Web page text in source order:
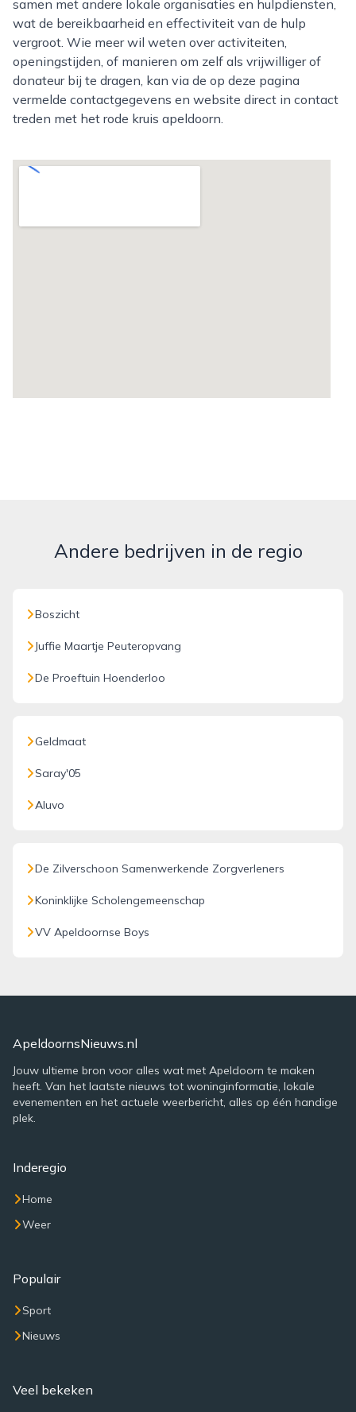
samen met andere lokale organisaties en hulpdiensten,
wat de bereikbaarheid en effectiviteit van de hulp
vergroot. Wie meer wil weten over activiteiten,
openingstijden, of manieren om zelf als vrijwilliger of
donateur bij te dragen, kan via de op deze pagina
vermelde contactgegevens en website direct in contact
treden met het rode kruis apeldoorn.
Andere bedrijven in de regio
Boszicht
Juffie Maartje Peuteropvang
De Proeftuin Hoenderloo
Geldmaat
Saray'05
Aluvo
De Zilverschoon Samenwerkende Zorgverleners
Koninklijke Scholengemeenschap
VV Apeldoornse Boys
ApeldoornsNieuws.nl
Jouw ultieme bron voor alles wat met Apeldoorn te maken
heeft. Van het laatste nieuws tot woninginformatie, lokale
evenementen en het actuele weerbericht, alles op één handige
plek.
Inderegio
Home
Weer
Populair
Sport
Nieuws
Veel bekeken